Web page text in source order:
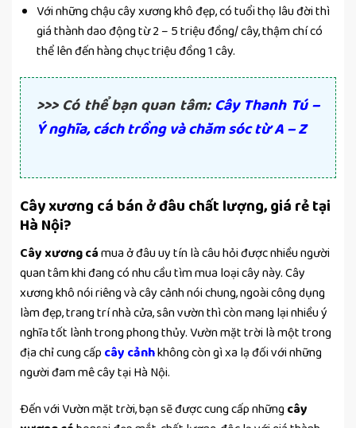
Với những chậu cây xương khô đẹp, có tuổi thọ lâu đời thì
giá thành dao động từ 2 – 5 triệu đồng/ cây, thậm chí có
thể lên đến hàng chục triệu đồng 1 cây.
>>> Có thể bạn quan tâm:Cây Thanh Tú –
Ý nghĩa, cách trồng và chăm sóc từ A – Z
Cây xương cá bán ở đâu chất lượng, giá rẻ tại
Hà Nội?
Cây xương cámua ở đâu uy tín là câu hỏi được nhiều người
quan tâm khi đang có nhu cầu tìm mua loại cây này. Cây
xương khô nói riêng và cây cảnh nói chung, ngoài công dụng
làm đẹp, trang trí nhà cửa, sân vườn thì còn mang lại nhiều ý
nghĩa tốt lành trong phong thủy. Vườn mặt trời là một trong
địa chỉ cung cấp cây cảnhkhông còn gì xa lạ đối với những
người đam mê cây tại Hà Nội.
Đến với Vườn mặt trời, bạn sẽ được cung cấp nhữngcây